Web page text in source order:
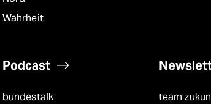
Wahrheit
Podcast
bundestalk
team